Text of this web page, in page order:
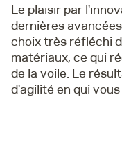
Le plaisir par
dernières
choix très réfléchi
matériaux, ce qui
de la voile. Le
d'agilité en qui